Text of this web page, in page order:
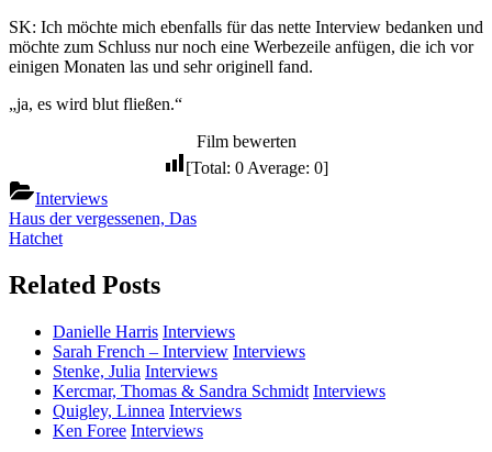
SK: Ich möchte mich ebenfalls für das nette Interview bedanken und
möchte zum Schluss nur noch eine Werbezeile anfügen, die ich vor
einigen Monaten las und sehr originell fand.
„ja, es wird blut fließen.“
Film bewerten
[Total: 0 Average: 0]
Interviews
Beitragsnavigation
Previous
Post:
Haus der vergessenen, Das
Next
Hatchet
Related Posts
Danielle Harris Interviews
Sarah French – Interview Interviews
Stenke, Julia Interviews
Kercmar, Thomas & Sandra Schmidt Interviews
Quigley, Linnea Interviews
Ken Foree Interviews